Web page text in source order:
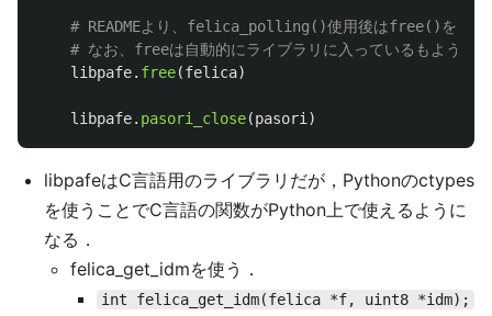
libpafe. free(felica)
libpafe. pasori_close(pasori )
libpafeはC言語用のライブラリだが，Pythonのctypes
を使うことでC言語の関数がPython上で使えるように
なる．
felica_get_idmを使う．
int felica_get_idm(felica *f, uint8 *idm);